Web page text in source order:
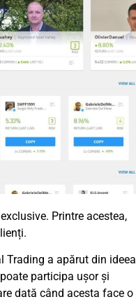
Printre acestea,
Trading a apărut din ideea
participa ușor și
dată când acesta face o